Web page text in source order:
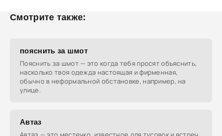
Смотрите также:
пояснить за шмот
Пояснить за шмот — это когда тебя просят объяснить,
насколько твоя одежда настоящая и фирменная,
обычно в неформальной обстановке, например, на
улице.
Автаз